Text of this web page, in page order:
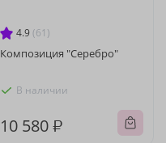
4.9 (61)
Композиция "Серебро"
В наличии
10 580 ₽